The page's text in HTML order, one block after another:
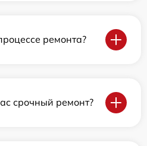
ремонта?
срочный ремонт?